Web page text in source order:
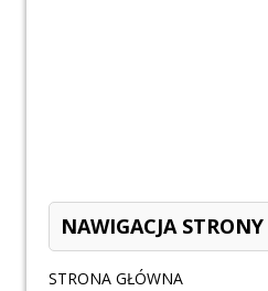
NAWIGACJA STRONY
STRONA GŁÓWNA